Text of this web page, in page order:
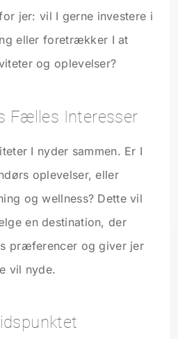
jer: vil I gerne investere i
eller foretrækker I at
og oplevelser?
Fælles Interesser
I nyder sammen. Er I
oplevelser, eller
og wellness? Dette vil
en destination, der
præferencer og giver jer
vil nyde.